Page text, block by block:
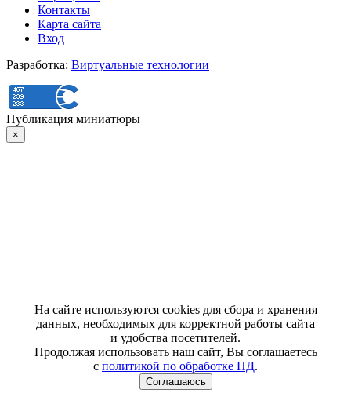
Контакты
Карта сайта
Вход
Разработка: Виртуальные технологии
Публикация миниатюры
×
На сайте используются cookies для сбора и хранения
данных, необходимых для корректной работы сайта
и удобства посетителей.
Продолжая использовать наш сайт, Вы соглашаетесь
с политикой по обработке ПД.
Соглашаюсь